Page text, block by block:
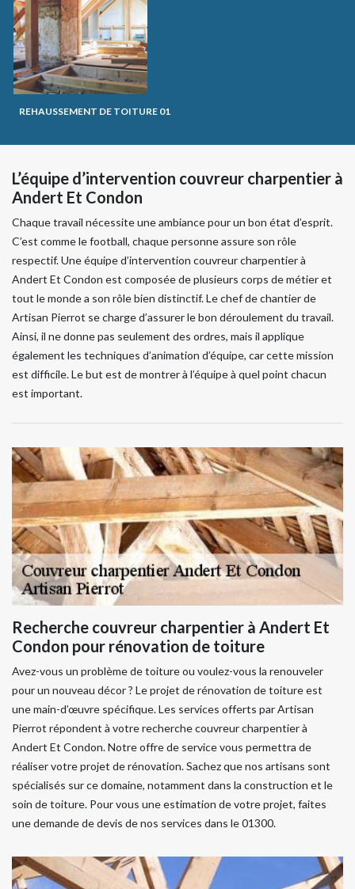
REHAUSSEMENT DE TOITURE 01
L’équipe d’intervention couvreur charpentier à
Andert Et Condon
Chaque travail nécessite une ambiance pour un bon état d’esprit.
C’est comme le football, chaque personne assure son rôle
respectif. Une équipe d’intervention couvreur charpentier à
Andert Et Condon est composée de plusieurs corps de métier et
tout le monde a son rôle bien distinctif. Le chef de chantier de
Artisan Pierrot se charge d’assurer le bon déroulement du travail.
Ainsi, il ne donne pas seulement des ordres, mais il applique
également les techniques d’animation d’équipe, car cette mission
est difficile. Le but est de montrer à l’équipe à quel point chacun
est important.
Recherche couvreur charpentier à Andert Et
Condon pour rénovation de toiture
Avez-vous un problème de toiture ou voulez-vous la renouveler
pour un nouveau décor ? Le projet de rénovation de toiture est
une main-d’œuvre spécifique. Les services offerts par Artisan
Pierrot répondent à votre recherche couvreur charpentier à
Andert Et Condon. Notre offre de service vous permettra de
réaliser votre projet de rénovation. Sachez que nos artisans sont
spécialisés sur ce domaine, notamment dans la construction et le
soin de toiture. Pour vous une estimation de votre projet, faites
une demande de devis de nos services dans le 01300.